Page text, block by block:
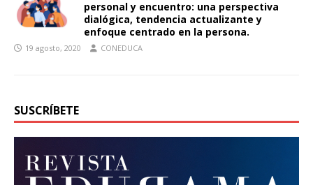
personal y encuentro: una perspectiva
dialógica, tendencia actualizante y
enfoque centrado en la persona.
19 agosto, 2020 CONEDUCA
SUSCRÍBETE